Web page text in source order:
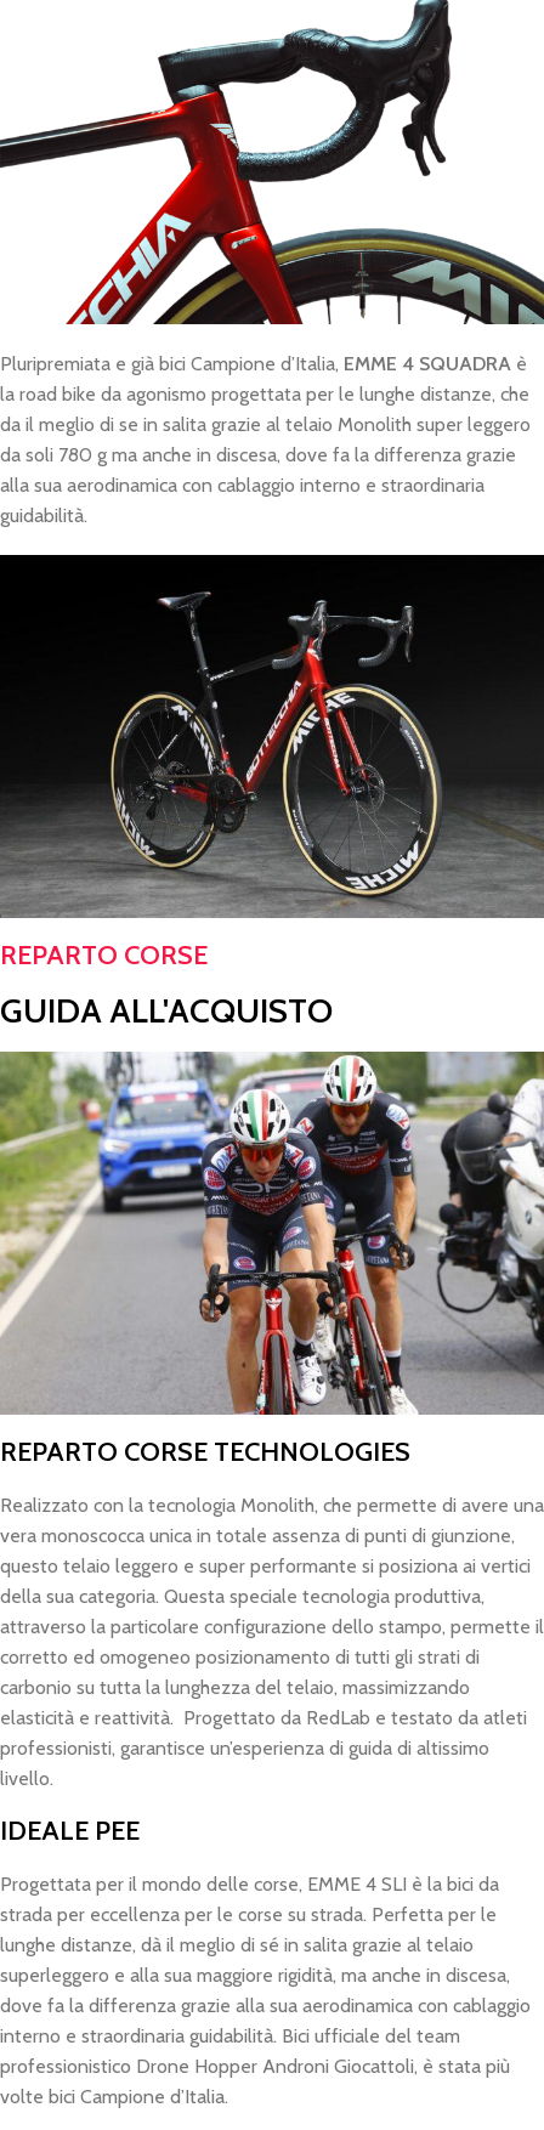
Pluripremiata e già bici Campione d’Italia, EMME 4 SQUADRA è
la road bike da agonismo progettata per le lunghe distanze, che
da il meglio di se in salita grazie al telaio Monolith super leggero
da soli 780 g ma anche in discesa, dove fa la differenza grazie
alla sua aerodinamica con cablaggio interno e straordinaria
guidabilità.
REPARTO CORSE
GUIDA ALL'ACQUISTO
REPARTO CORSE TECHNOLOGIES
Realizzato con la tecnologia Monolith, che permette di avere una
vera monoscocca unica in totale assenza di punti di giunzione,
questo telaio leggero e super performante si posiziona ai vertici
della sua categoria. Questa speciale tecnologia produttiva,
attraverso la particolare configurazione dello stampo, permette il
corretto ed omogeneo posizionamento di tutti gli strati di
carbonio su tutta la lunghezza del telaio, massimizzando
elasticità e reattività. Progettato da RedLab e testato da atleti
professionisti, garantisce un’esperienza di guida di altissimo
livello.
IDEALE PEE
Progettata per il mondo delle corse, EMME 4 SLI è la bici da
strada per eccellenza per le corse su strada. Perfetta per le
lunghe distanze, dà il meglio di sé in salita grazie al telaio
superleggero e alla sua maggiore rigidità, ma anche in discesa,
dove fa la differenza grazie alla sua aerodinamica con cablaggio
interno e straordinaria guidabilità. Bici ufficiale del team
professionistico Drone Hopper Androni Giocattoli, è stata più
volte bici Campione d’Italia.